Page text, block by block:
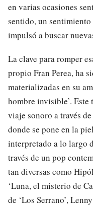
en varias ocasiones
sentido, un
impulsó a buscar
La clave para romper
propio Fran Perea, ha
materializadas en su
hombre invisible’.
viaje sonoro a través
donde se pone en la
interpretado a lo largo
través de un pop
tan diversas como
‘Luna, el misterio de
de ‘Los Serrano’,